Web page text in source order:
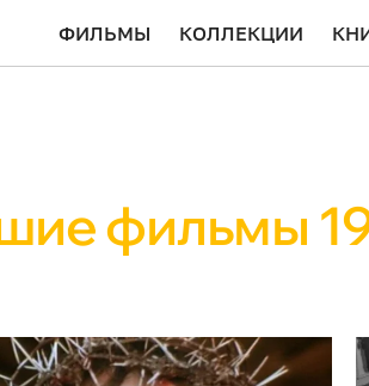
ФИЛЬМЫ КОЛЛЕКЦИИ
фильмы